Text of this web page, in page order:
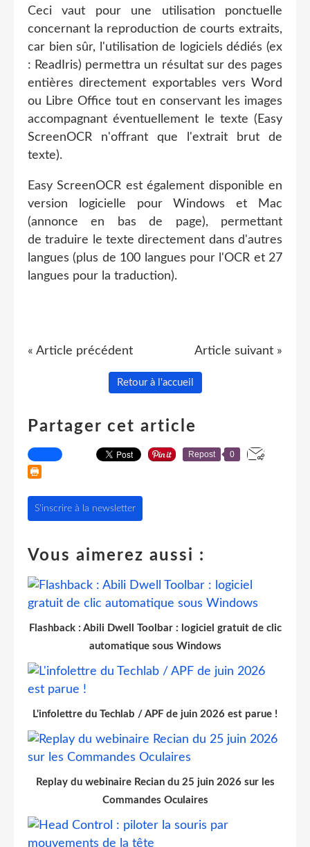
Ceci vaut pour une utilisation ponctuelle
concernant la reproduction de courts extraits,
car bien sûr, l'utilisation de logiciels dédiés (ex
: ReadIris) permettra un résultat sur des pages
entières directement exportables vers Word
ou Libre Office tout en conservant les images
accompagnant éventuellement le texte (Easy
ScreenOCR n'offrant que l'extrait brut de
texte).
Easy ScreenOCR est également disponible en
version logicielle pour Windows et Mac
(annonce en bas de page), permettant
de traduire le texte directement dans d'autres
langues (plus de 100 langues pour l'OCR et 27
langues pour la traduction).
« Article précédent Article suivant »
Retour à l'accueil
Partager cet article
Repost 0
S'inscrire à la newsletter
Vous aimerez aussi :
Flashback : Abili Dwell Toolbar : logiciel gratuit de clic
automatique sous Windows
L'infolettre du Techlab / APF de juin 2026 est parue !
Replay du webinaire Recian du 25 juin 2026 sur les
Commandes Oculaires